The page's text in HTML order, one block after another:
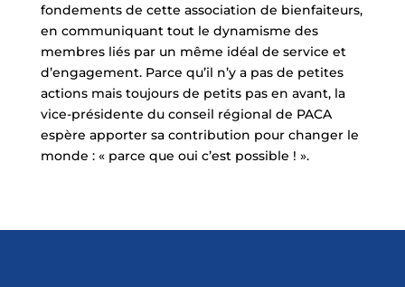
fondements de cette association de bienfaiteurs,
en communiquant tout le dynamisme des
membres liés par un même idéal de service et
d’engagement. Parce qu’il n’y a pas de petites
actions mais toujours de petits pas en avant, la
vice-présidente du conseil régional de PACA
espère apporter sa contribution pour changer le
monde : « parce que oui c’est possible ! ».